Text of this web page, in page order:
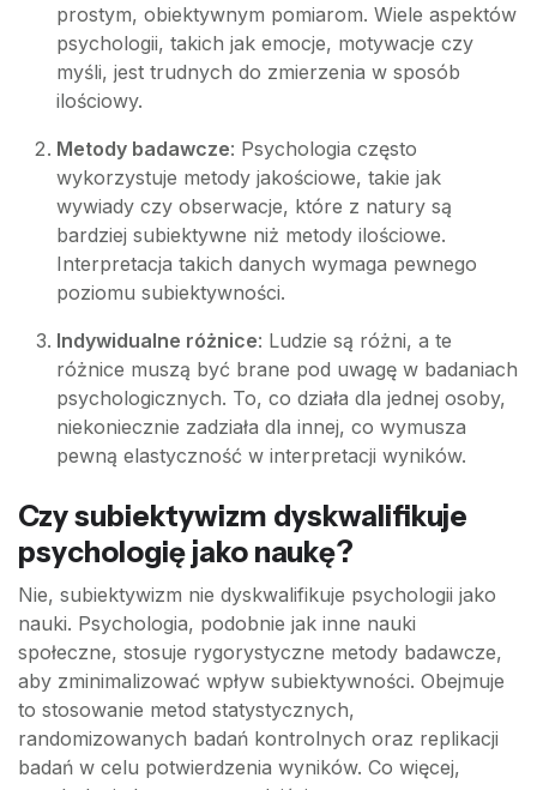
prostym, obiektywnym pomiarom. Wiele aspektów
psychologii, takich jak emocje, motywacje czy
myśli, jest trudnych do zmierzenia w sposób
ilościowy.
Metody badawcze: Psychologia często
wykorzystuje metody jakościowe, takie jak
wywiady czy obserwacje, które z natury są
bardziej subiektywne niż metody ilościowe.
Interpretacja takich danych wymaga pewnego
poziomu subiektywności.
Indywidualne różnice: Ludzie są różni, a te
różnice muszą być brane pod uwagę w badaniach
psychologicznych. To, co działa dla jednej osoby,
niekoniecznie zadziała dla innej, co wymusza
pewną elastyczność w interpretacji wyników.
Czy subiektywizm dyskwalifikuje
psychologię jako naukę?
Nie, subiektywizm nie dyskwalifikuje psychologii jako
nauki. Psychologia, podobnie jak inne nauki
społeczne, stosuje rygorystyczne metody badawcze,
aby zminimalizować wpływ subiektywności. Obejmuje
to stosowanie metod statystycznych,
randomizowanych badań kontrolnych oraz replikacji
badań w celu potwierdzenia wyników. Co więcej,